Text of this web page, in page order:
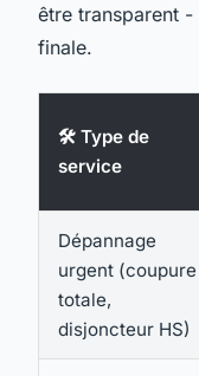
être transparent -
finale.
🛠️ Type de
service
Dépannage
urgent (coupure
totale,
disjoncteur HS)